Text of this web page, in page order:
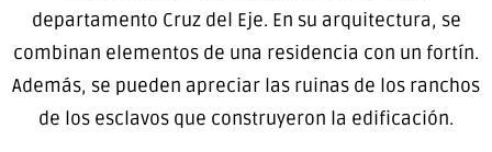
departamento Cruz del Eje. En su arquitectura, se
combinan elementos de una residencia con un fortín.
Además, se pueden apreciar las ruinas de los ranchos
de los esclavos que construyeron la edificación.